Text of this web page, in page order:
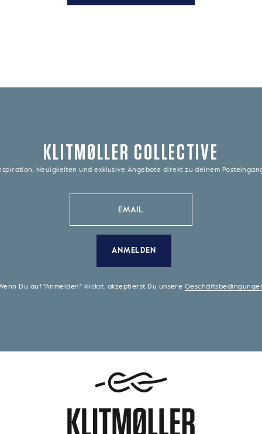
KLITMØLLER COLLECTIVE
Neuigkeiten und exklusive Angebote direkt zu deinem
ANMELDEN
Du auf "Anmelden" klickst, akzeptierst Du unsere